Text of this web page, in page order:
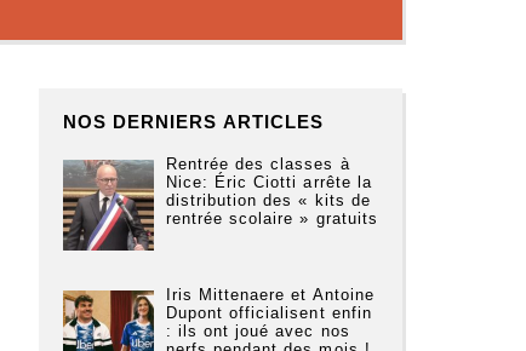
NOS DERNIERS ARTICLES
Rentrée des classes à
Nice: Éric Ciotti arrête la
distribution des « kits de
rentrée scolaire » gratuits
Iris Mittenaere et Antoine
Dupont officialisent enfin
: ils ont joué avec nos